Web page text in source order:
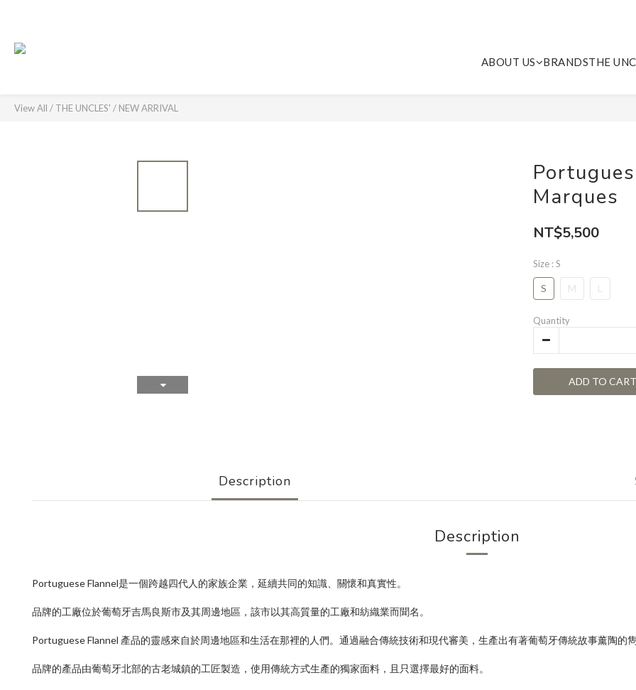
ABOUT US BRANDSTHE
View All / THE UNCLES' / NEW ARRIVAL
Marques
NT$5,500
Size : S
S M L
Quantity
ADD TO CART
Description
Description
Portuguese Flannel是一個跨越四代人的家族企業，延續共同的知識、關懷和真實性。
品牌的工廠位於葡萄牙吉馬良斯市及其周邊地區，該市以其高質量的工廠和紡織業而聞名。
Portuguese Flannel 產品的靈感來自於周邊地區和生活在那裡的人們。通過融合傳統技術和現代審美，生產出有著葡萄牙傳統故事薰陶的雋
品牌的產品由葡萄牙北部的古老城鎮的工匠製造，使用傳統方式生產的獨家面料，且只選擇最好的面料。